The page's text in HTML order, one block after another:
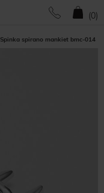
(0)
Spinka spirano mankiet bmc-014